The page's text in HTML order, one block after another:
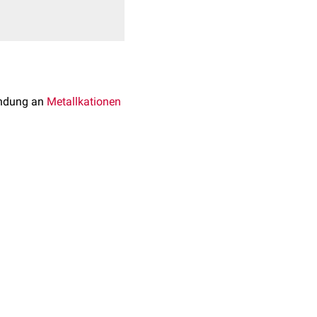
an Metallkationen
Biochemie.